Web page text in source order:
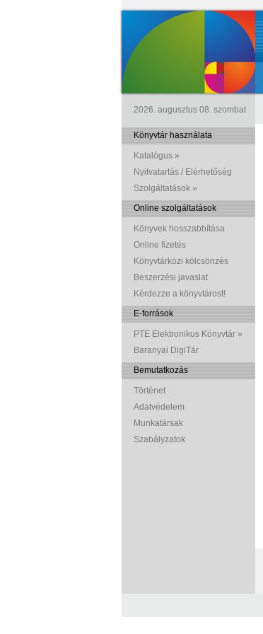
2026. augusztus 08. szombat
Könyvtár használata
Katalógus »
Nyitvatartás / Elérhetőség
Szolgáltatások »
Online szolgáltatások
Könyvek hosszabbítása
Online fizetés
Könyvtárközi kölcsönzés
Beszerzési javaslat
Kérdezze a könyvtárost!
E-források
PTE Elektronikus Könyvtár »
Baranyai DigiTár
Bemutatkozás
Történet
Adatvédelem
Munkatársak
Szabályzatok